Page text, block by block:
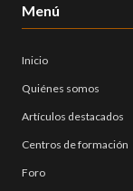
Menú
Inicio
Quiénes somos
Artículos destacados
Centros de formación
Foro